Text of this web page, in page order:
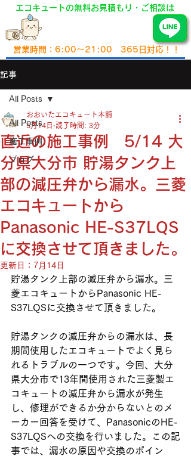
エコキュートの無料お見積もり・ご相談は
営業時間：6:00～21:00 365日対応！！
記事
All Posts
施工事例
ブログ
All Posts
直近の施工事例 5/14 大
分県大分市 貯湯タンク上
部の減圧弁から漏水。三菱
エコキュートから
Panasonic HE-S37LQS
に交換させて頂きました。
おおいたエコキュート本舗
5月14日 読了時間: 3分
更新日： 7月14日
貯湯タンク上部の減圧弁から漏水。三
菱エコキュートからPanasonic HE-
S37LQSに交換させて頂きました。
貯湯タンクの減圧弁からの漏水は、長
期間使用したエコキュートでよく見ら
れるトラブルの一つです。今回、大分
県大分市で13年間使用された三菱製エ
コキュートの減圧弁から漏水が発生
し、修理ができるか分からないとのメ
ーカー回答を受けて、PanasonicのHE-
S37LQSへの交換を行いました。この記
事では、漏水の原因や交換のポイン